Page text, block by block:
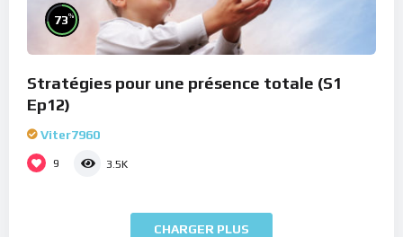
73%
Stratégies pour une présence totale (S1
Ep12)
Viter7960
9 3.5K
CHARGER PLUS